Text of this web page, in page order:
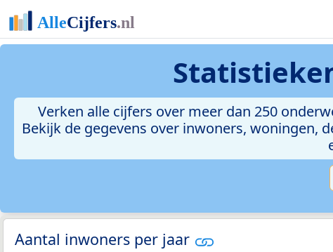
Verken alle cijfers over meer dan 250
Bekijk de gegevens over inwoners, woningen,
Aantal inwoners per jaar